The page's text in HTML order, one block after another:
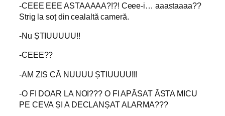
-CEEE EEE ASTAAAAA?!?! Ceee-i… aaastaaaa??
Strig la soț din cealaltă cameră.
-Nu ȘTIUUUUU!!
-CEEE??
-AM ZIS CĂ NUUUU ȘTIUUUU!!!
-O FI DOAR LA NOI??? O FI APĂSAT ĂSTA MICU
PE CEVA ȘI A DECLANȘAT ALARMA???